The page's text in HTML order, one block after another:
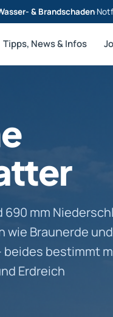
& Brandschaden·
Tipps, News & Infos
mm
wie Braunerde und
beides bestimmt
Erdreich